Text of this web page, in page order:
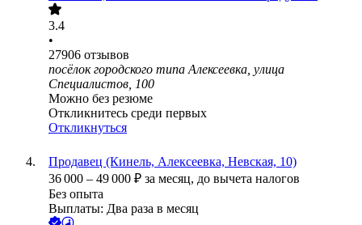
3.4
•
27906 отзывов
посёлок городского типа Алексеевка, улица
Специалистов, 100
Можно без резюме
Откликнитесь среди первых
Откликнуться
Продавец (Кинель, Алексеевка, Невская, 10)
36 000 – 49 000 ₽ за месяц, до вычета налогов
Без опыта
Выплаты: Два раза в месяц